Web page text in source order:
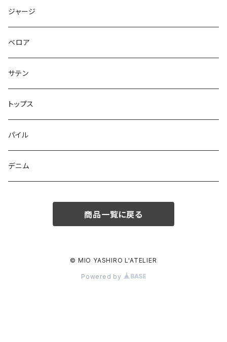
ジャージ
ベロア
サテン
トップス
パイル
デニム
商品一覧に戻る
© MIO YASHIRO L'ATELIER
Powered by